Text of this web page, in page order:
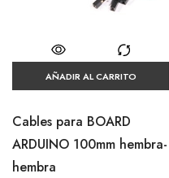
AÑADIR AL CARRITO
Cables para BOARD
ARDUINO 100mm hembra-
hembra